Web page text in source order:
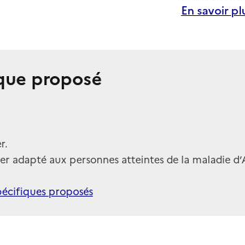
En savoir
proposé
adapté aux personnes atteintes de la maladie
proposés